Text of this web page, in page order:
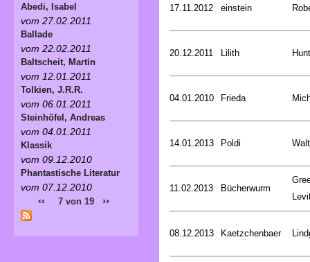
17.11.2012 einstein
20.12.2011 Lilith
04.01.2010 Frieda
14.01.2013 Poldi
11.02.2013 Bücherwurm
08.12.2013 Kaetzchenbaer
Abedi, Isabel
vom 27.02.2011
Ballade
vom 22.02.2011
Baltscheit, Martin
vom 12.01.2011
Tolkien, J.R.R.
vom 06.01.2011
Steinhöfel, Andreas
vom 04.01.2011
Klassik
vom 09.12.2010
Phantastische Literatur
vom 07.12.2010
‹‹ 7 von 19 ››